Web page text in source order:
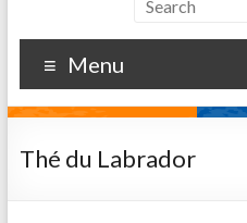
Menu
Thé du Labrador